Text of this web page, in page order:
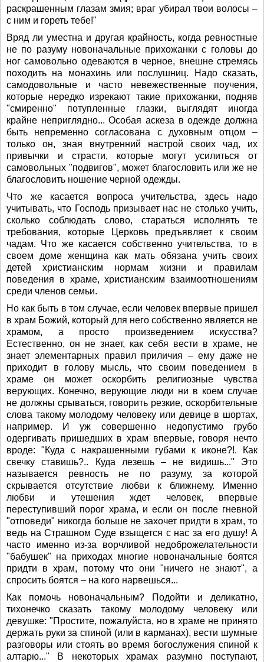
раскрашенным глазам змия; враг убирал твои волосы –
с ним и гореть тебе!"
Вряд ли уместна и другая крайность, когда ревностные
не по разуму новоначальные прихожанки с головы до
ног самовольно одеваются в черное, внешне стремясь
походить на монахинь или послушниц. Надо сказать,
самодовольные и часто невежественные поучения,
которые нередко изрекают такие прихожанки, подняв
"смиренно" потупленные глазки, выглядят иногда
крайне неприглядно... Особая аскеза в одежде должна
быть непременно согласована с духовным отцом –
только он, зная внутренний настрой своих чад, их
привычки и страсти, которые могут усилиться от
самовольных "подвигов", может благословить или же не
благословить ношение черной одежды.
Что же касается вопроса учительства, здесь надо
учитывать, что Господь призывает нас не столько учить,
сколько соблюдать слово, стараться исполнять те
требования, которые Церковь предъявляет к своим
чадам. Что же касается собственно учительства, то в
своем доме женщина как мать обязана учить своих
детей христианским нормам жизни и правилам
поведения в храме, христианским взаимоотношениям
среди членов семьи.
Но как быть в том случае, если человек впервые пришел
в храм Божий, который для него собственно является не
храмом, а просто произведением искусства?
Естественно, он не знает, как себя вести в храме, не
знает элементарных правил приличия – ему даже не
приходит в голову мысль, что своим поведением в
храме он может оскорбить религиозные чувства
верующих. Конечно, верующие люди ни в коем случае
не должны срываться, говорить резкие, оскорбительные
слова такому молодому человеку или девице в шортах,
например. И уж совершенно недопустимо грубо
одергивать пришедших в храм впервые, говоря нечто
вроде: "Куда с накрашенными губами к иконе?!. Как
свечку ставишь?.. Куда лезешь – не видишь..." Это
называется ревность не по разуму, за которой
скрывается отсутствие любви к ближнему. Именно
любви и утешения ждет человек, впервые
переступивший порог храма, и если он после гневной
"отповеди" никогда больше не захочет придти в храм, то
ведь на Страшном Суде взыщется с нас за его душу! А
часто именно из-за ворчливой недоброжелательности
"бабушек" на приходах многие новоначальные боятся
придти в храм, потому что они "ничего не знают", а
спросить боятся – на кого нарвешься...
Как помочь новоначальным? Подойти и деликатно,
тихонечко сказать такому молодому человеку или
девушке: "Простите, пожалуйста, но в храме не принято
держать руки за спиной (или в карманах), вести шумные
разговоры или стоять во время богослужения спиной к
алтарю..." В некоторых храмах разумно поступают,